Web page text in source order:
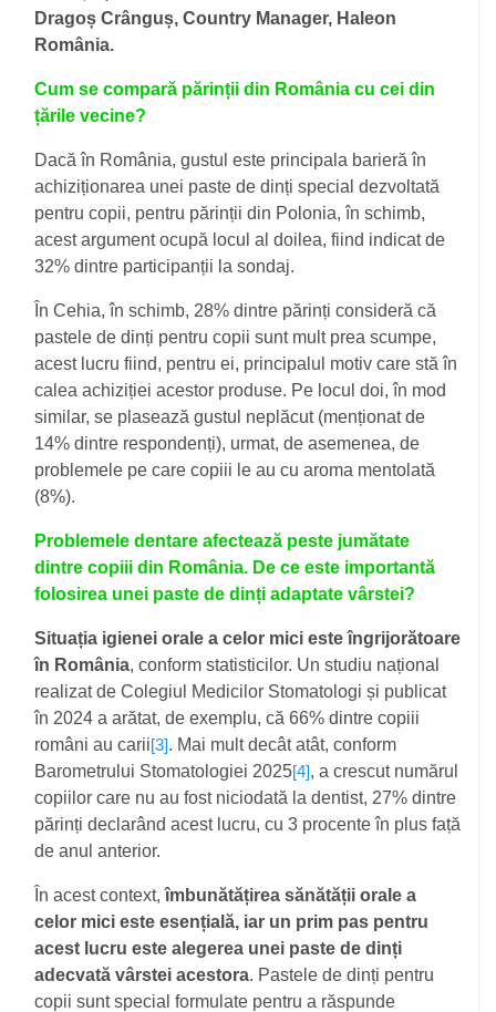
Dragoș Crânguș, Country Manager, Haleon
România.
Cum se compară părinții din România cu cei din
țările vecine?
Dacă în România, gustul este principala barieră în
achiziționarea unei paste de dinți special dezvoltată
pentru copii, pentru părinții din Polonia, în schimb,
acest argument ocupă locul al doilea, fiind indicat de
32% dintre participanții la sondaj.
În Cehia, în schimb, 28% dintre părinți consideră că
pastele de dinți pentru copii sunt mult prea scumpe,
acest lucru fiind, pentru ei, principalul motiv care stă în
calea achiziției acestor produse. Pe locul doi, în mod
similar, se plasează gustul neplăcut (menționat de
14% dintre respondenți), urmat, de asemenea, de
problemele pe care copiii le au cu aroma mentolată
(8%).
Problemele dentare afectează peste jumătate
dintre copiii din România. De ce este importantă
folosirea unei paste de dinți adaptate vârstei?
Situația igienei orale a celor mici este îngrijorătoare
în România, conform statisticilor. Un studiu național
realizat de Colegiul Medicilor Stomatologi și publicat
în 2024 a arătat, de exemplu, că 66% dintre copiii
români au carii[3]. Mai mult decât atât, conform
Barometrului Stomatologiei 2025[4], a crescut numărul
copiilor care nu au fost niciodată la dentist, 27% dintre
părinți declarând acest lucru, cu 3 procente în plus față
de anul anterior.
În acest context,îmbunătățirea sănătății orale a
celor mici este esențială, iar un prim pas pentru
acest lucru este alegerea unei paste de dinți
adecvată vârstei acestora. Pastele de dinți pentru
copii sunt special formulate pentru a răspunde